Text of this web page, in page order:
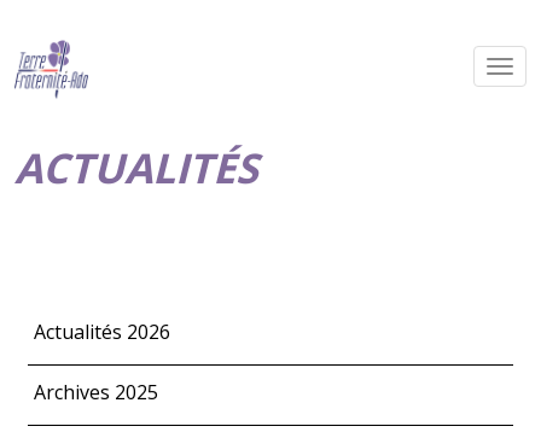
ACTUALITÉS
Actualités 2026
Archives 2025